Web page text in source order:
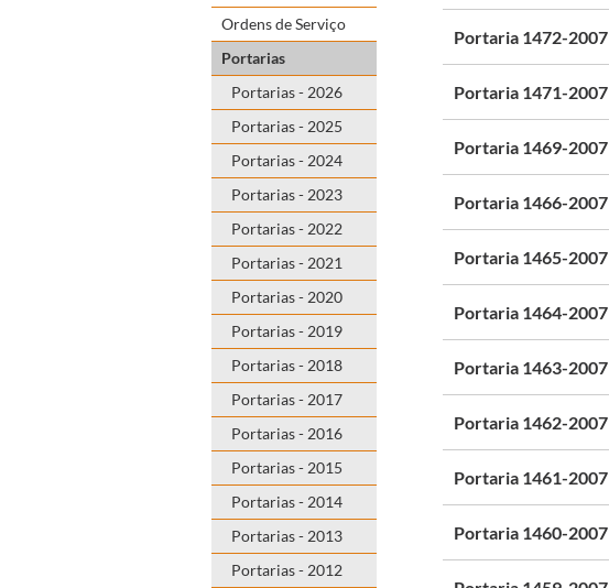
Ordens de Serviço
Portarias
Portarias - 2026
Portarias - 2025
Portarias - 2024
Portarias - 2023
Portarias - 2022
Portarias - 2021
Portarias - 2020
Portarias - 2019
Portarias - 2018
Portarias - 2017
Portarias - 2016
Portarias - 2015
Portarias - 2014
Portarias - 2013
Portarias - 2012
Portaria 1472-2007
Portaria 1471-2007
Portaria 1469-2007
Portaria 1466-2007
Portaria 1465-2007
Portaria 1464-2007
Portaria 1463-2007
Portaria 1462-2007
Portaria 1461-2007
Portaria 1460-2007